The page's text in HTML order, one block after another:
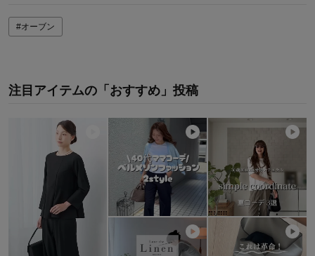
#オーブン
注目アイテムの「おすすめ」投稿